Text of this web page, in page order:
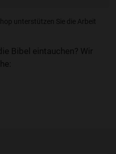
unterstützen Sie die Arbeit
Bibel eintauchen? Wir